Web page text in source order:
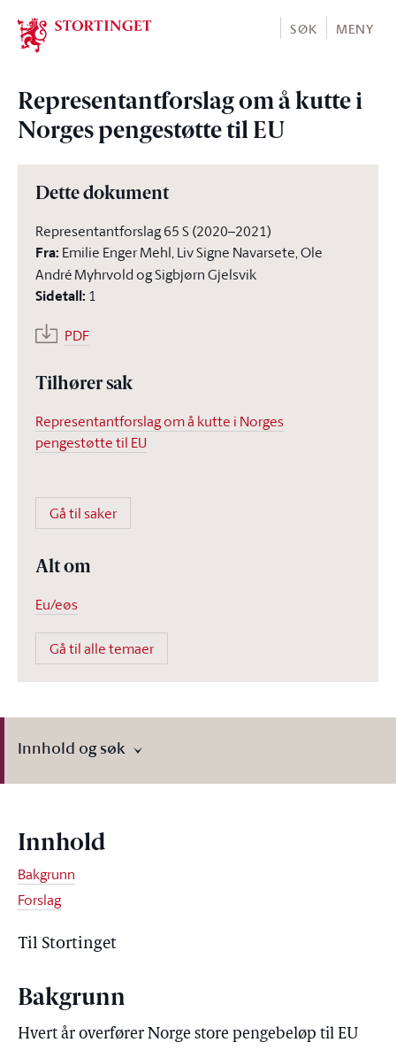
Stortinget.no
SØK MENY
Representantforslag om å kutte i
Norges pengestøtte til EU
Dette dokument
Representantforslag 65 S (2020–2021)
Fra: Emilie Enger Mehl, Liv Signe Navarsete, Ole
André Myhrvold og Sigbjørn Gjelsvik
Sidetall: 1
PDF
Tilhører sak
Representantforslag om å kutte i Norges
pengestøtte til EU
Gå til saker
Alt om
Eu/eøs
Gå til alle temaer
Innhold og søk
Innhold
Bakgrunn
Forslag
Til Stortinget
Bakgrunn
Hvert år overfører Norge store pengebeløp til EU